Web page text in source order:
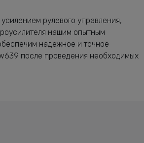
рулевого управления,
нашим опытным
надежное и точное
после проведения необходимых